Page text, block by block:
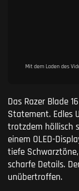
Mit dem Laden des
Das Razer Blade
Statement. Edles
trotzdem höllisch
einem OLED-
tiefe
scharfe Details.
unübertroffen.